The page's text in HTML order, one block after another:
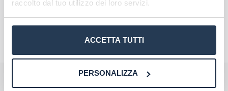
raccolto dal tuo utilizzo dei loro servizi.
ACCETTA TUTTI
PERSONALIZZA
Perché rivolgersi ad AteneiOnline: